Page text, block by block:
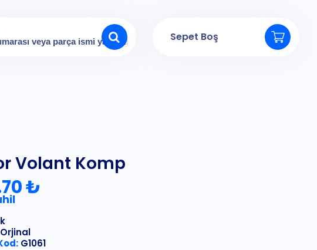
Sepet Boş
Volant Komp
₺
Orjinal
G1061